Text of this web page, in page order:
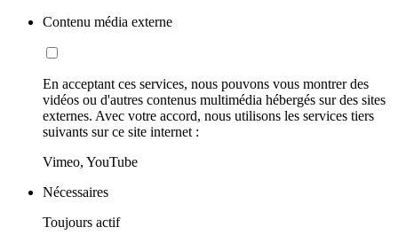
Contenu média externe
En acceptant ces services, nous pouvons vous montrer des
vidéos ou d'autres contenus multimédia hébergés sur des sites
externes. Avec votre accord, nous utilisons les services tiers
suivants sur ce site internet :
Vimeo, YouTube
Nécessaires
Toujours actif